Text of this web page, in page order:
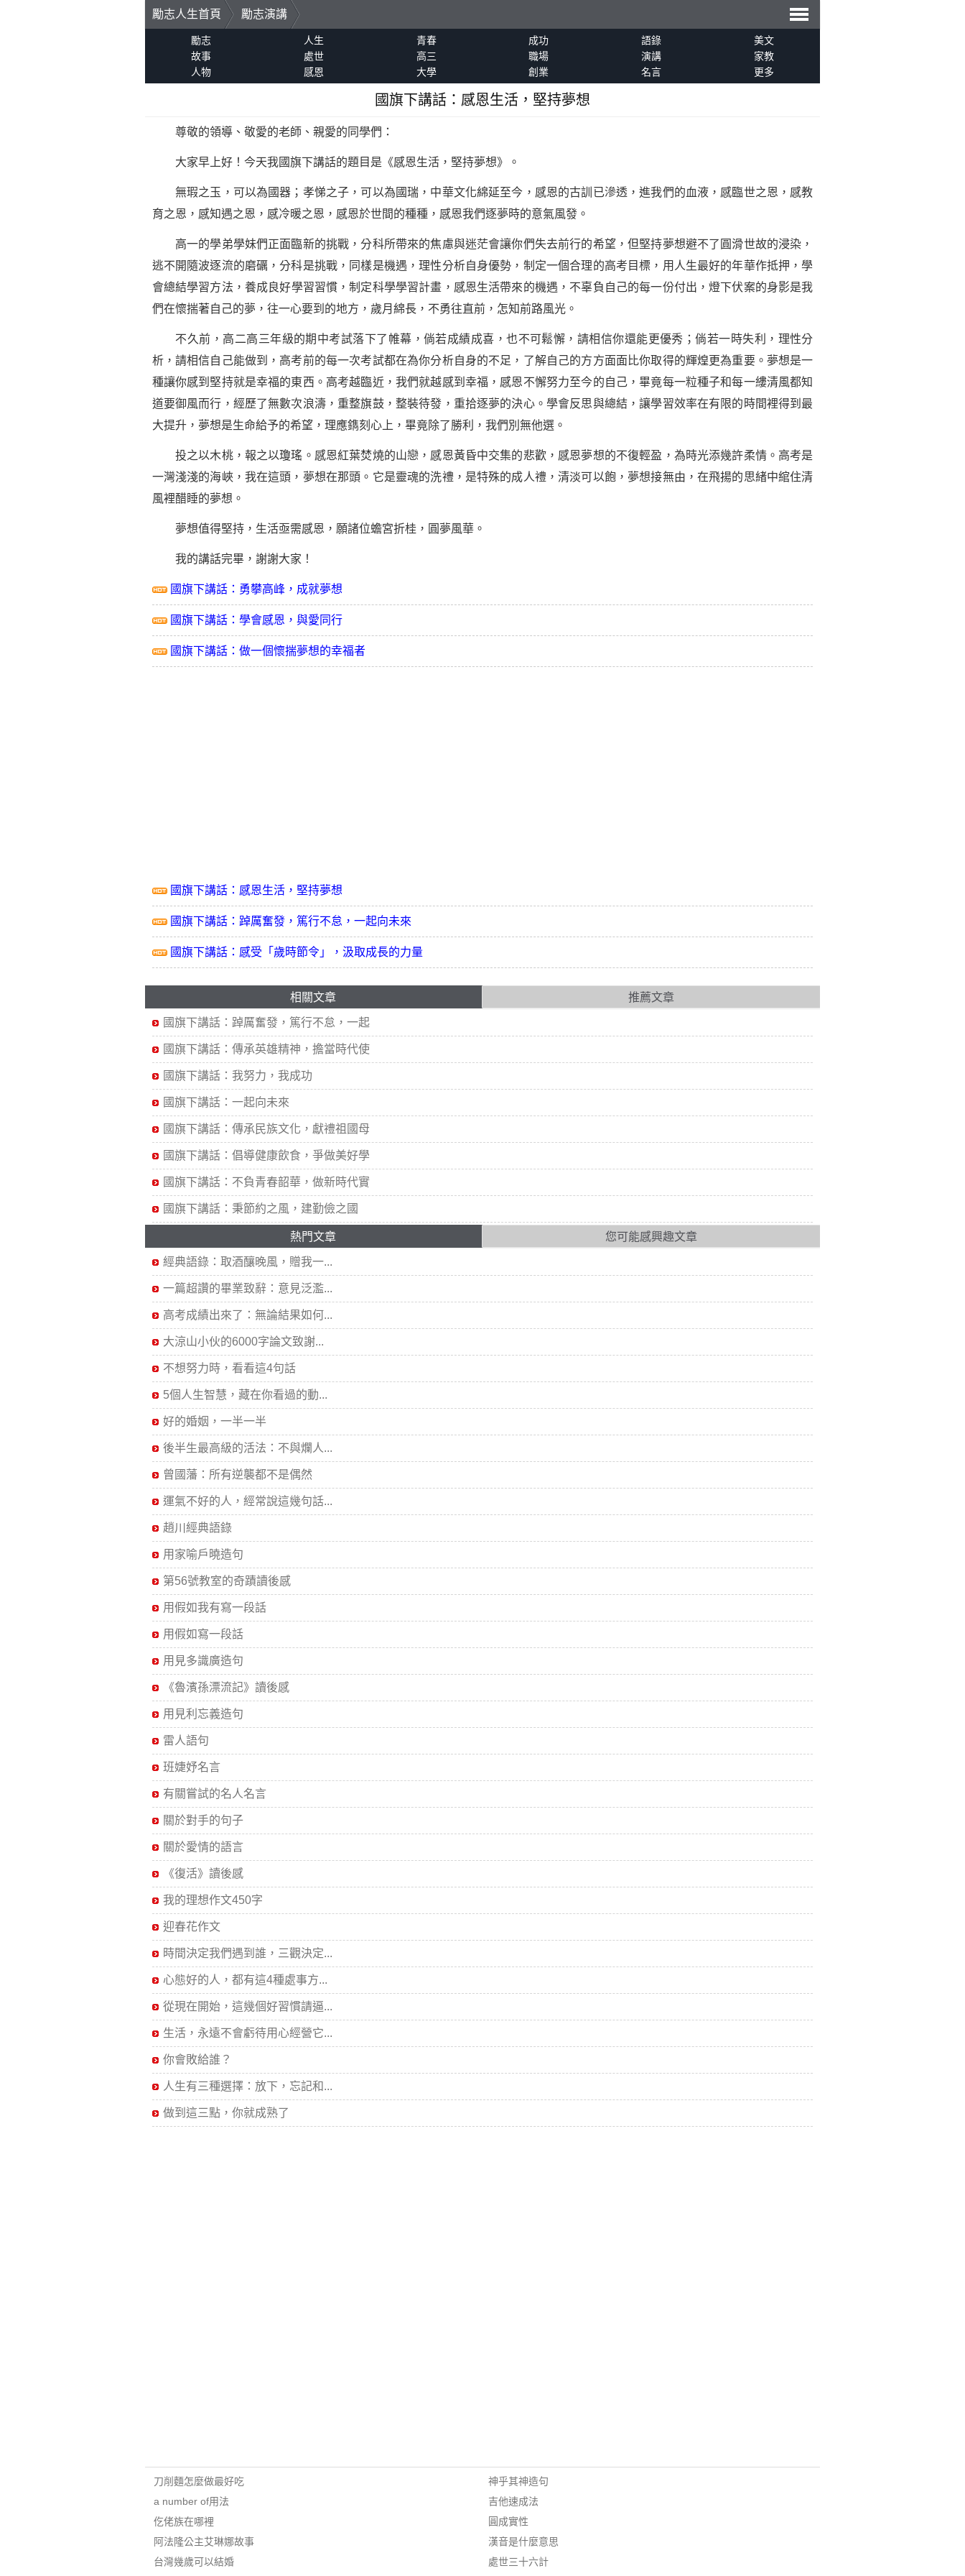
勵志人生首頁
勵志演講
導
勵志 人生 青春 成功 語錄
美文
故事
處世 高三 職場 演講
家教
人物
感恩 大學 創業 名言 更多
國旗下講話：感恩生活，堅持夢想
尊敬的領導、敬愛的老師、親愛的同學們：
大家早上好！今天我國旗下講話的題目是《感恩生活，堅持夢想》。
無瑕之玉，可以為國器；孝悌之子，可以為國瑞，中華文化綿延至今，感恩的古訓已滲透，進我們的血液，感臨世之恩，感教
育之恩，感知遇之恩，感冷暖之恩，感恩於世間的種種，感恩我們逐夢時的意氣風發。
高一的學弟學妹們正面臨新的挑戰，分科所帶來的焦慮與迷茫會讓你們失去前行的希望，但堅持夢想避不了圓滑世故的浸染，
逃不開隨波逐流的磨礪，分科是挑戰，同樣是機遇，理性分析自身優勢，制定一個合理的高考目標，用人生最好的年華作抵押，學
會總結學習方法，養成良好學習習慣，制定科學學習計畫，感恩生活帶來的機遇，不辜負自己的每一份付出，燈下伏案的身影是我
們在懷揣著自己的夢，往一心要到的地方，歲月綿長，不勇往直前，怎知前路風光。
不久前，高二高三年級的期 中考試落下了帷幕，倘若成績成喜，也不可鬆懈，請相信你還能更優秀；倘若一時失利，理性分
析，請相信自己能做到，高考前的每一次考試都在為你分析自身的不足，了解自己的方方面面比你取得的輝煌更為重要。 夢想是一
種讓你感到堅持就是幸福的東西。高考越臨近，我們就越感到幸福，感恩不懈努力至今的自己，畢竟每一粒種子和每一縷清風都知
道要御風而行，經歷了無數次浪濤，重整旗鼓，整裝待發，重拾逐夢的決心。學會反思與總結，讓學習效率在有限的時間裡得到最
大提升，夢想是生命給予的希望，理應鐫刻心上，畢竟除了勝利，我們別無他選。
投之以木桃，報之以瓊瑤。感恩紅葉焚燒的山戀，感恩黃昏中交集的悲歡，感恩夢想的不復輕盈，為時光添幾許柔情。高考是
一灣淺淺的海峽，我在這頭，夢想在那頭。它是靈魂的洗禮，是特殊的成人禮，清淡可以飽，夢想接無由，在飛揚的思緒中綰住清
風裡醋睡的夢想。
夢想值得堅持，生活亟需感恩，願諸位蟾宮折桂，圓夢風華。
我的講話完畢，謝謝大家！
國旗下講話：勇攀高峰，成就夢想
國旗下講話：學會感恩，與愛同行
國旗下講話：做一個懷揣夢想的幸福者
國旗下講話：感恩生活，堅持夢想
國旗下講話：踔厲奮發，篤行不怠，一起向未來
國旗下講話：感受「歲時節令」，汲取成長的力量
相關文章 推薦文章
國旗下講話：踔厲奮發，篤行不怠，一起
國旗下講話：傳承英雄精神，擔當時代使
國旗下講話：我努力，我成功
國旗下講話：一起向未來
國旗下講話：傳承民族文化，獻禮祖國母
國旗下講話：倡導健康飲食，爭做美好學
國旗下講話：不負青春韶華，做新時代實
國旗下講話：秉節約之風，建勤儉之國
熱門文章 您可能感興趣文章
經典語錄：取酒釀晚風，贈我一...
一篇超讚的畢業致辭：意見泛濫...
高考成績出來了：無論結果如何...
大涼山小伙的6000字論文致謝...
不想努力時，看看這4句話
5個人生智慧，藏在你看過的動...
好的婚姻，一半一半
後半生最高級的活法：不與爛人...
曾國藩：所有逆襲都不是偶然
運氣不好的人，經常說這幾句話...
趙川經典語錄
用家喻戶曉造句
第56號教室的奇蹟讀後感
用假如我有寫一段話
用假如寫一段話
用見多識廣造句
《魯濱孫漂流記》讀後感
用見利忘義造句
雷人語句
班婕妤名言
有關嘗試的名人名言
關於對手的句子
關於愛情的語言
《復活》讀後感
我的理想作文450字
迎春花作文
時間決定我們遇到誰，三觀決定...
心態好的人，都有這4種處事方...
從現在開始，這幾個好習慣請逼...
生活，永遠不會虧待用心經營它...
你會敗給誰？
人生有三種選擇：放下，忘記和...
做到這三點，你就成熟了
刀削麵怎麼做最好吃
a number of用法
仡佬族在哪裡
阿法隆公主艾琳娜故事
台灣幾歲可以結婚
神乎其神造句
吉他速成法
圓成實性
漢音是什麼意思
處世三十六計